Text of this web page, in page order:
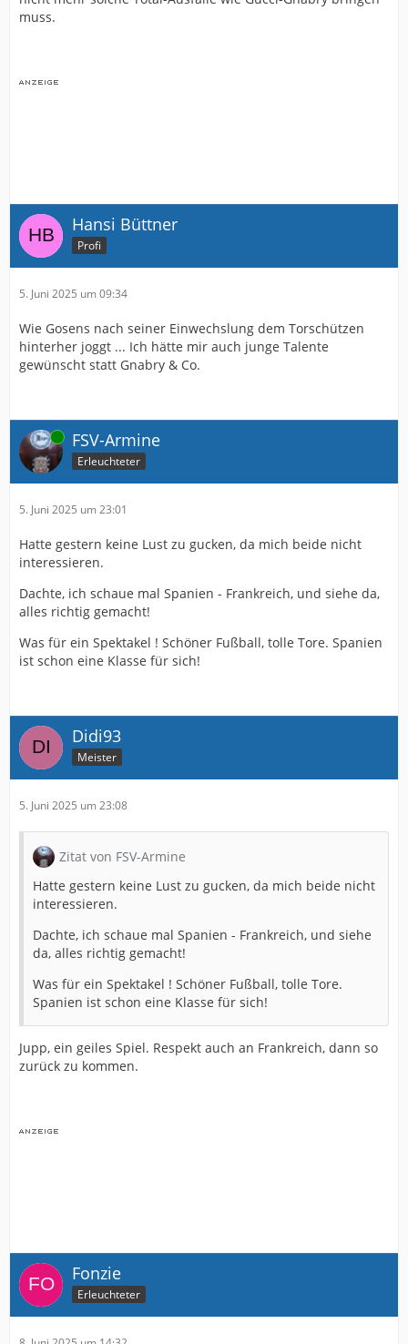
muss.
Hansi Büttner
Profi
5. Juni 2025 um 09:34
Wie Gosens nach seiner Einwechslung dem Torschützen
hinterher joggt ... Ich hätte mir auch junge Talente
gewünscht statt Gnabry & Co.
Online FSV-Armine
Erleuchteter
5. Juni 2025 um 23:01
Hatte gestern keine Lust zu gucken, da mich beide nicht
interessieren.
Dachte, ich schaue mal Spanien - Frankreich, und siehe da,
alles richtig gemacht!
Was für ein Spektakel ! Schöner Fußball, tolle Tore. Spanien
ist schon eine Klasse für sich!
Didi93
Meister
5. Juni 2025 um 23:08
Zitat von FSV-Armine
Hatte gestern keine Lust zu gucken, da mich beide nicht
interessieren.
Dachte, ich schaue mal Spanien - Frankreich, und siehe
da, alles richtig gemacht!
Was für ein Spektakel ! Schöner Fußball, tolle Tore.
Spanien ist schon eine Klasse für sich!
Jupp, ein geiles Spiel. Respekt auch an Frankreich, dann so
zurück zu kommen.
Fonzie
Erleuchteter